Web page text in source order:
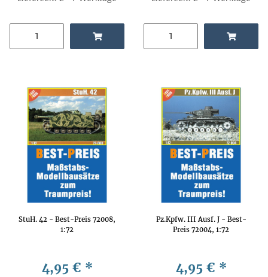
StuH. 42 - Best-Preis 72008,
1:72
4,95 € *
Pz.Kpfw. III Ausf. J - Best-
Preis 72004, 1:72
4,95 € *